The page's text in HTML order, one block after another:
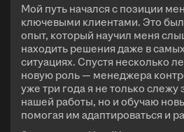
Мой путь начался с позиции
ключевыми клиентами. Это
опыт, который научил меня
находить решения даже в
ситуациях. Спустя несколько
новую роль — менеджера
уже три года я не только слежу
нашей работы, но и обучаю
помогая им адаптироваться и